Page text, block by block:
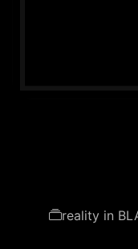
reality in